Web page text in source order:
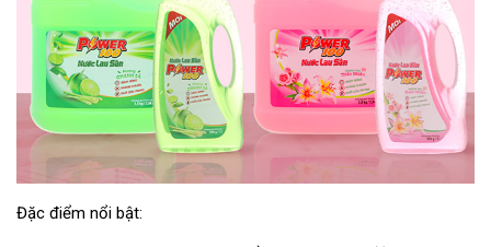
Đặc điểm nổi bật: